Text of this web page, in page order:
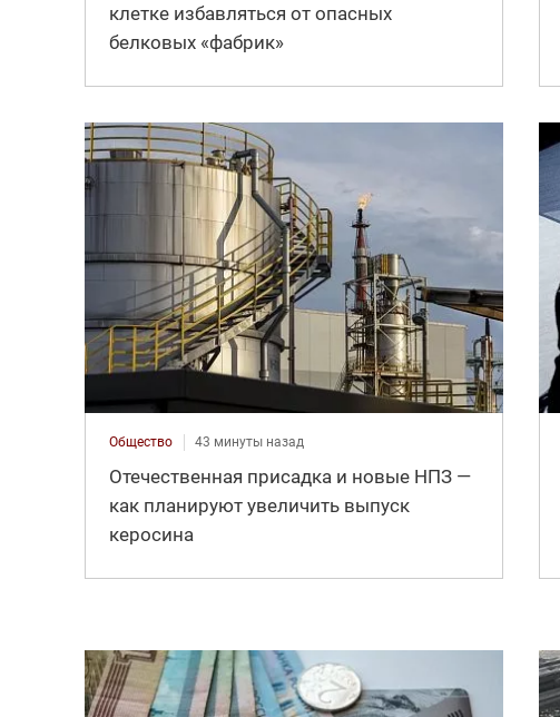
клетке избавляться от опасных
белковых «фабрик»
Общество 43 минуты назад
Отечественная присадка и новые НПЗ —
как планируют увеличить выпуск
керосина